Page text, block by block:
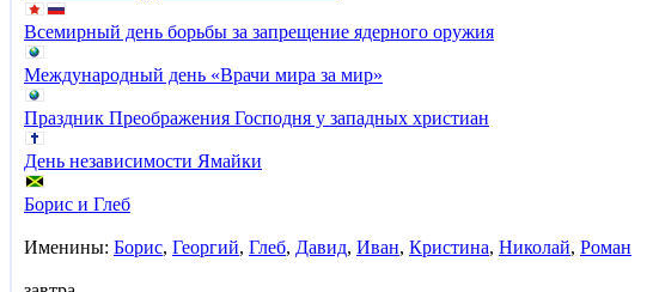
Всемирный день борьбы за запрещение ядерного оружия
Международный день «Врачи мира за мир»
Праздник Преображения Господня у западных христиан
День независимости Ямайки
Борис и Глеб
Именины: Борис, Георгий, Глеб, Давид, Иван, Кристина, Николай, Роман